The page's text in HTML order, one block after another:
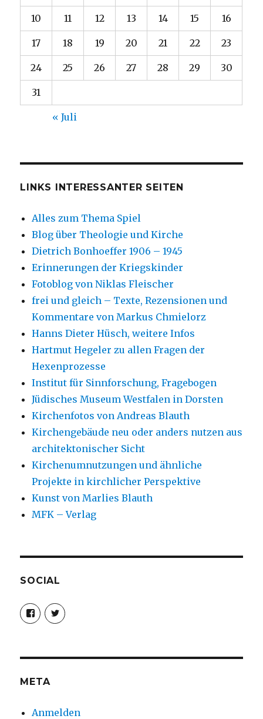
10 11 12 13 14 15 16
17 18 19 20 21 22 23
24 25 26 27 28 29 30
31
« Juli
LINKS INTERESSANTER SEITEN
Alles zum Thema Spiel
Blog über Theologie und Kirche
Dietrich Bonhoeffer 1906 – 1945
Erinnerungen der Kriegskinder
Fotoblog von Niklas Fleischer
frei und gleich – Texte, Rezensionen und
Kommentare von Markus Chmielorz
Hanns Dieter Hüsch, weitere Infos
Hartmut Hegeler zu allen Fragen der
Hexenprozesse
Institut für Sinnforschung, Fragebogen
Jüdisches Museum Westfalen in Dorsten
Kirchenfotos von Andreas Blauth
Kirchengebäude neu oder anders nutzen aus
architektonischer Sicht
Kirchenumnutzungen und ähnliche
Projekte in kirchlicher Perspektive
Kunst von Marlies Blauth
MFK – Verlag
SOCIAL
Profil
von
christoph.fleischer1
anzeigen
Profil
von
ChristophFl
anzeigen
META
Anmelden